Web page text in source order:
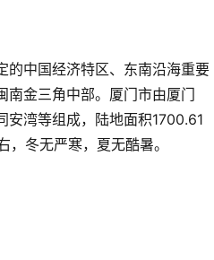
的中国经济特区、东南沿海重要
南金三角中部。厦门市由厦门
安湾等组成，陆地面积1700.61
冬无严寒，夏无酷暑。